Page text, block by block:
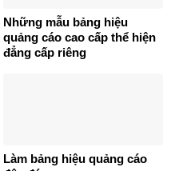
Những mẫu bảng hiệu
quảng cáo cao cấp thể hiện
đẳng cấp riêng
Làm bảng hiệu quảng cáo